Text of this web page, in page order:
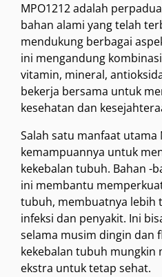
MPO1212 adalah
bahan alami yang telah
mendukung berbagai
ini mengandung
vitamin, mineral,
bekerja bersama untuk
kesehatan dan
Salah satu manfaat utama
kemampuannya untuk
kekebalan tubuh. Bahan -
ini membantu
tubuh, membuatnya lebih
infeksi dan penyakit. Ini
selama musim dingin dan
kekebalan tubuh mungkin
ekstra untuk tetap sehat.